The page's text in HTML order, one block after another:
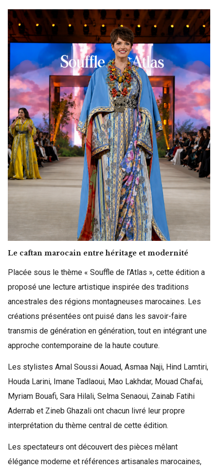
Le caftan marocain entre héritage et modernité
Placée sous le thème « Souffle de l’Atlas », cette édition a
proposé une lecture artistique inspirée des traditions
ancestrales des régions montagneuses marocaines. Les
créations présentées ont puisé dans les savoir-faire
transmis de génération en génération, tout en intégrant une
approche contemporaine de la haute couture.
Les stylistes Amal Soussi Aouad, Asmaa Naji, Hind Lamtiri,
Houda Larini, Imane Tadlaoui, Mao Lakhdar, Mouad Chafai,
Myriam Bouafi, Sara Hilali, Selma Senaoui, Zainab Fatihi
Aderrab et Zineb Ghazali ont chacun livré leur propre
interprétation du thème central de cette édition.
Les spectateurs ont découvert des pièces mêlant
élégance moderne et références artisanales marocaines,